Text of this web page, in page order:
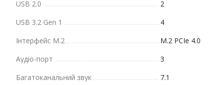
USB 2.0
2
USB 3.2 Gen 1
4
Інтерфейс М.2
M.2 PCIe 4.0
Аудіо-порт
3
Багатоканальний звук
7.1